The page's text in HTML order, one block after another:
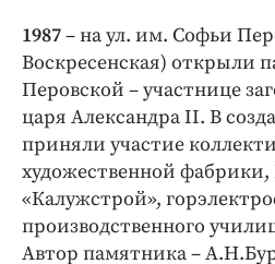
1987– на ул. им. Софьи
Воскресенская) открыли
Перовской – участнице
царя Александра II. В
приняли участие
художественной
«Калужстрой»,
производственного
Автор памятника –